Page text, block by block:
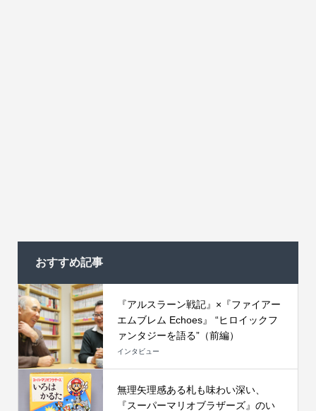
おすすめ記事
『アルスラーン戦記』×『ファイアー
エムブレム Echoes』 “ヒロイックフ
ァンタジーを語る”（前編）
インタビュー
無理矢理感ある札も味わい深い、
『スーパーマリオブラザーズ』のい